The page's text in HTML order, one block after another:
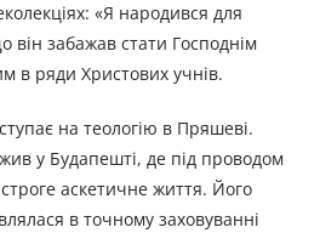
«Я народився для
забажав стати Господнім
в ряди Христових учнів.
на теологію в Пряшеві.
у Будапешті, де під проводом
аскетичне життя. Його
в точному заховуванні